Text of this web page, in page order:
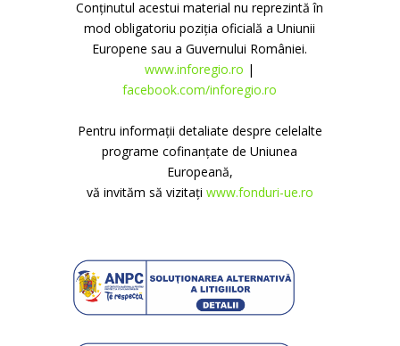
Conținutul acestui material nu reprezintă în
mod obligatoriu poziția oficială a Uniunii
Europene sau a Guvernului României.
www.inforegio.ro |
facebook.com/inforegio.ro
Pentru informații detaliate despre celelalte
programe cofinanțate de Uniunea
Europeană,
vă invităm să vizitați www.fonduri-ue.ro